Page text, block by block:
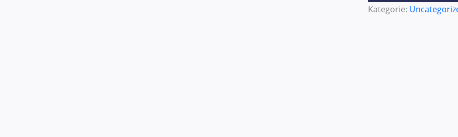
Kategorie: